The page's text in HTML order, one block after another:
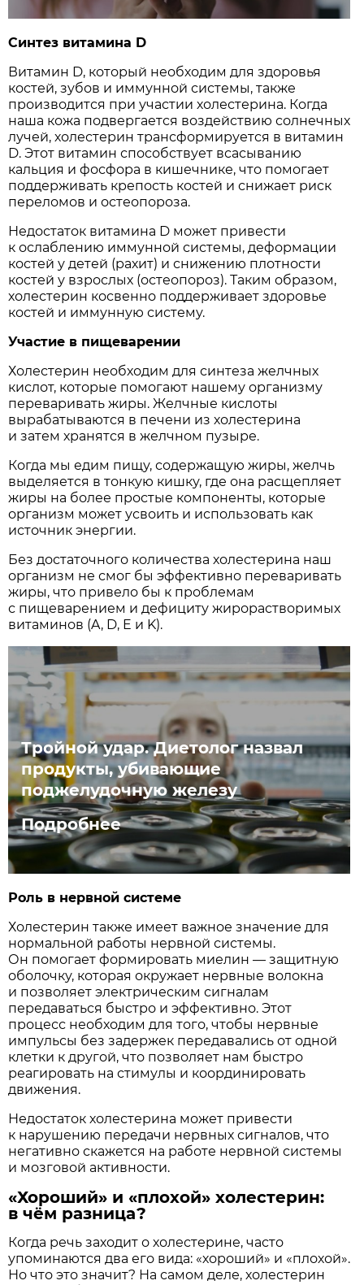
Синтез витамина D
Витамин D, который необходим для здоровья
костей, зубов и иммунной системы, также
производится при участии холестерина. Когда
наша кожа подвергается воздействию солнечных
лучей, холестерин трансформируется в витамин
D. Этот витамин способствует всасыванию
кальция и фосфора в кишечнике, что помогает
поддерживать крепость костей и снижает риск
переломов и остеопороза.
Недостаток витамина D может привести
к ослаблению иммунной системы, деформации
костей у детей (рахит) и снижению плотности
костей у взрослых (остеопороз). Таким образом,
холестерин косвенно поддерживает здоровье
костей и иммунную систему.
Участие в пищеварении
Холестерин необходим для синтеза желчных
кислот, которые помогают нашему организму
переваривать жиры. Желчные кислоты
вырабатываются в печени из холестерина
и затем хранятся в желчном пузыре.
Когда мы едим пищу, содержащую жиры, желчь
выделяется в тонкую кишку, где она расщепляет
жиры на более простые компоненты, которые
организм может усвоить и использовать как
источник энергии.
Без достаточного количества холестерина наш
организм не смог бы эффективно переваривать
жиры, что привело бы к проблемам
с пищеварением и дефициту жирорастворимых
витаминов (A, D, E и K).
Тройной удар. Диетолог назвал
продукты, убивающие
поджелудочную железу
Подробнее
Роль в нервной системе
Холестерин также имеет важное значение для
нормальной работы нервной системы.
Он помогает формировать миелин — защитную
оболочку, которая окружает нервные волокна
и позволяет электрическим сигналам
передаваться быстро и эффективно. Этот
процесс необходим для того, чтобы нервные
импульсы без задержек передавались от одной
клетки к другой, что позволяет нам быстро
реагировать на стимулы и координировать
движения.
Недостаток холестерина может привести
к нарушению передачи нервных сигналов, что
негативно скажется на работе нервной системы
и мозговой активности.
«Хороший» и «плохой» холестерин:
в чём разница?
Когда речь заходит о холестерине, часто
упоминаются два его вида: «хороший» и «плохой».
Но что это значит? На самом деле, холестерин